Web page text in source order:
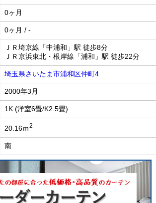
0ヶ月
0ヶ月 / -
ＪＲ埼京線「中浦和」駅 徒歩8分
ＪＲ京浜東北・根岸線「浦和」駅 徒歩22分
埼玉県さいたま市浦和区仲町4
2000年3月
1K (洋室6畳/K2.5畳)
20.16ｍ2
南